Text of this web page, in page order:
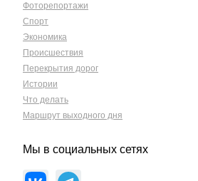
Фоторепортажи
Спорт
Экономика
Происшествия
Перекрытия дорог
Истории
Что делать
Маршрут выходного дня
Мы в социальных сетях